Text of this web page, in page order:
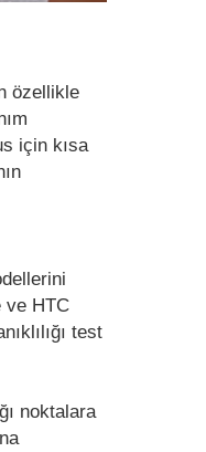
özellikle
için kısa
ve HTC
test
noktalara